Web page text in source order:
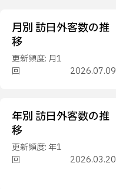
月別 訪日外客数の推
移
更新頻度: 月1
回
2026.07.09
年別 訪日外客数の推
移
更新頻度: 年1
回
2026.03.20